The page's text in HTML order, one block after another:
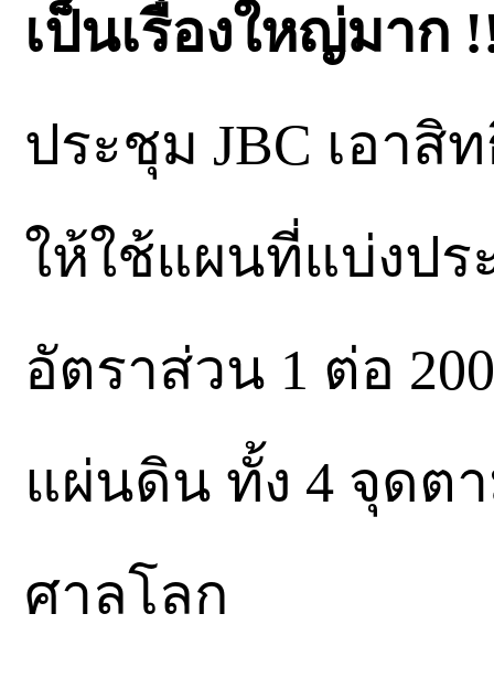
เป็นเรื่องใหญ่มาก
ประชุม JBC เอาสิ
ให้ใช้แผนที่แบ่งปร
อัตราส่วน 1 ต่อ
แผ่นดิน ทั้ง 4 จุดต
ศาลโลก